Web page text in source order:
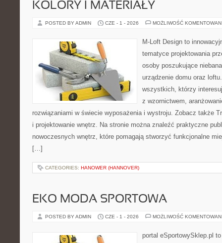
KOLORY I MATERIAŁY
POSTED BY ADMIN CZE - 1 - 2026 MOŻLIWOŚĆ
M-Loft Design to
tematyce projektowania
osoby poszukujące
urządzenie domu oraz
wszystkich, którzy
z wzornictwem,
rozwiązaniami w świecie wyposażenia i wystroju. Zobacz także
i projektowanie wnętrz. Na stronie można znaleźć praktyczne
nowoczesnych wnętrz, które pomagają stworzyć funkcjonalne
[…]
CATEGORIES: HANOWER (HANNOVER)
EKO MODA SPORTOWA
POSTED BY ADMIN CZE - 1 - 2026 MOŻLIWOŚĆ
portal eSportowySklep.pl